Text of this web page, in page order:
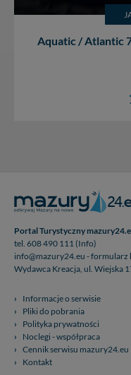
Aquatic / Atlantic
Portal Turystyczny
tel. 608 490 111 (Info)
info@mazury24.eu - formularz
Wydawca Kreacja, ul. Wiejska
Informacje o serwisie
Pliki do pobrania
Polityka prywatności
Noclegi - współpraca
Cennik serwisu mazury24.eu
Kontakt